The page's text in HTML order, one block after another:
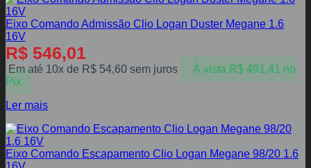
Eixo Comando Admissão Clio Logan Duster Megane 1.6
16V
R$ 546,01
Em até 10x de R$ 54,60 sem juros À vista R$491,41 no
Pix
Ler mais
Eixo Comando Escapamento Clio Logan Megane 98/20 1.6